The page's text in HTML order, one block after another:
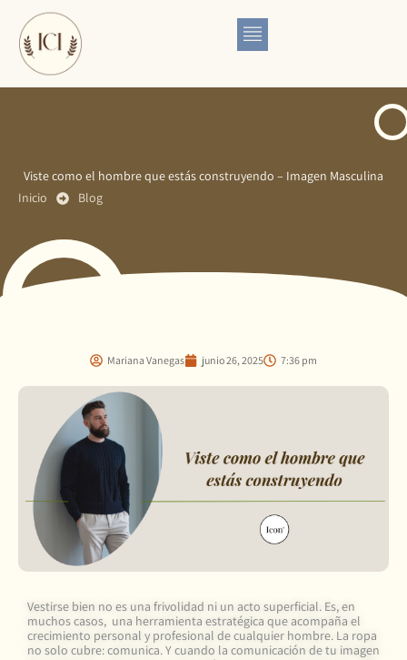
contenido
Viste como el hombre que estás construyendo – Imagen Masculina
Inicio
Blog
Mariana Vanegas junio 26, 2025 7:36 pm
Vestirse bien no es una frivolidad ni un acto superficial. Es, en
muchos casos, una herramienta estratégica que acompaña el
crecimiento personal y profesional de cualquier hombre. La ropa
no solo cubre: comunica. Y cuando la comunicación de tu imagen